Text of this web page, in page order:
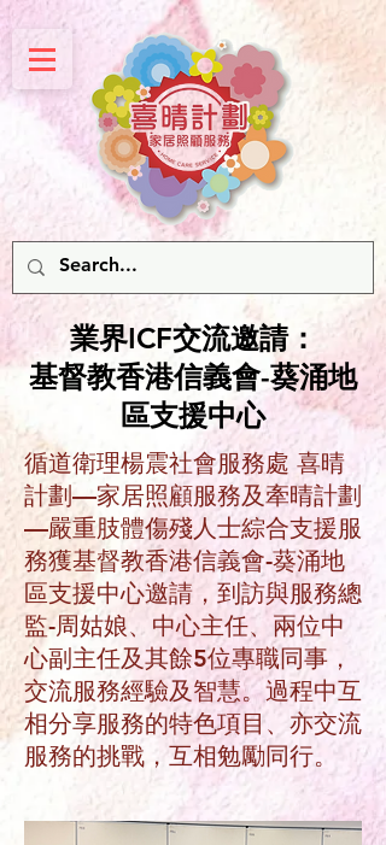
業界ICF交流邀請：
基督教香港信義會-葵涌地
區支援中心
循道衛理楊震社會服務處 喜晴
計劃—家居照顧服務及牽晴計劃
—嚴重肢體傷殘人士綜合支援服
務獲基督教香港信義會-葵涌地
區支援中心邀請，到訪與服務總
監-周姑娘、中心主任、兩位中
心副主任及其餘5位專職同事，
交流服務經驗及智慧。過程中互
相分享服務的特色項目、亦交流
服務的挑戰，互相勉勵同行。